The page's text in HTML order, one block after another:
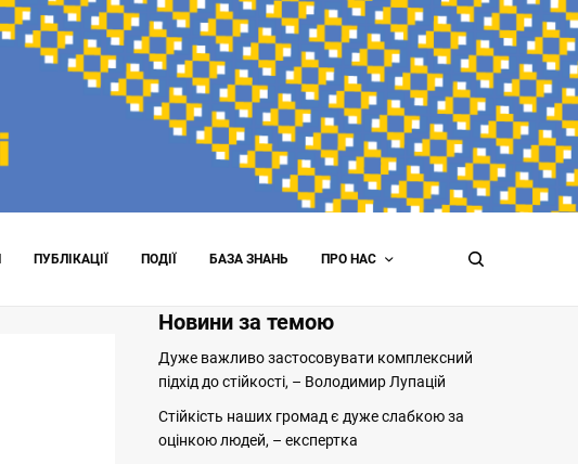
ПУБЛІКАЦІЇ ПОДІЇ БАЗА ЗНАНЬ ПРО НАС
Новини за темою
Дуже важливо застосовувати комплексний
підхід до стійкості, – Володимир Лупацій
Стійкість наших громад є дуже слабкою за
оцінкою людей, – експертка